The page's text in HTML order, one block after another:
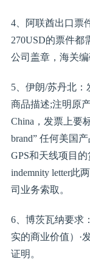
4、阿联酋出口票
270USD的票件都
公司盖章，海关编
5、伊朗/苏丹北
商品描述;注明原
China，发票上要
brand” 任何美国
GPS和天线项目
indemnity letter此
司业务索取。
6、博茨瓦纳要求
实的商业价值）·
证明。